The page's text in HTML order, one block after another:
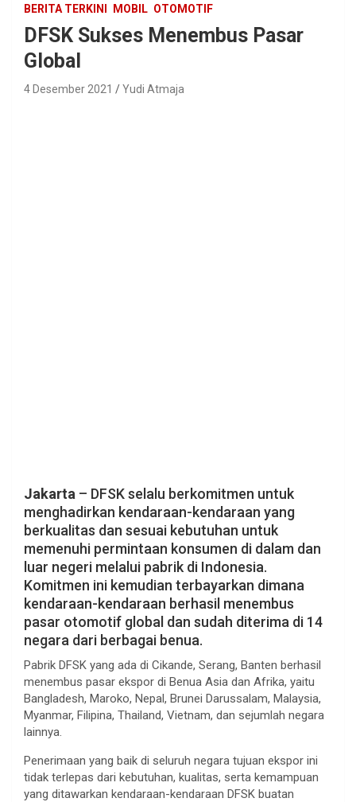
BERITA TERKINI MOBIL OTOMOTIF
DFSK Sukses Menembus Pasar
Global
4 Desember 2021 Yudi Atmaja
Jakarta – DFSK selalu berkomitmen untuk
menghadirkan kendaraan-kendaraan yang
berkualitas dan sesuai kebutuhan untuk
memenuhi permintaan konsumen di dalam dan
luar negeri melalui pabrik di Indonesia.
Komitmen ini kemudian terbayarkan dimana
kendaraan-kendaraan berhasil menembus
pasar otomotif global dan sudah diterima di 14
negara dari berbagai benua.
Pabrik DFSK yang ada di Cikande, Serang, Banten berhasil
menembus pasar ekspor di Benua Asia dan Afrika, yaitu
Bangladesh, Maroko, Nepal, Brunei Darussalam, Malaysia,
Myanmar, Filipina, Thailand, Vietnam, dan sejumlah negara
lainnya.
Penerimaan yang baik di seluruh negara tujuan ekspor ini
tidak terlepas dari kebutuhan, kualitas, serta kemampuan
yang ditawarkan kendaraan-kendaraan DFSK buatan